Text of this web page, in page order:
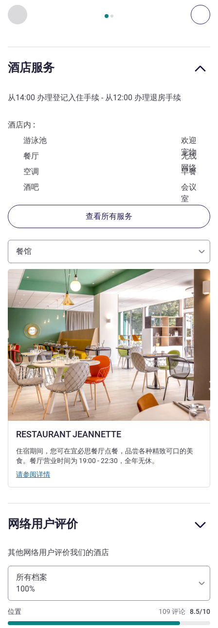
上一个 - 出入和交通 下
第 页，共
酒店服务
从14:00 办理登记入住手续 - 从12:00 办理退房手续
酒店内
游泳池
欢迎
宠物
餐厅
无线
网络
空调
早餐
酒吧
会议
室
查看所有服务
餐馆
RESTAURANT JEANNETTE
请参阅详情
住宿期间，您可在宜必思餐厅点餐，品尝各种精致可口的美
食。餐厅营业时间为 19:00 - 22:30，全年无休。
请参阅详情
网络用户评价
其他网络用户评价我们的酒店
所有档案
100%
109 评论 8.5/10
位置